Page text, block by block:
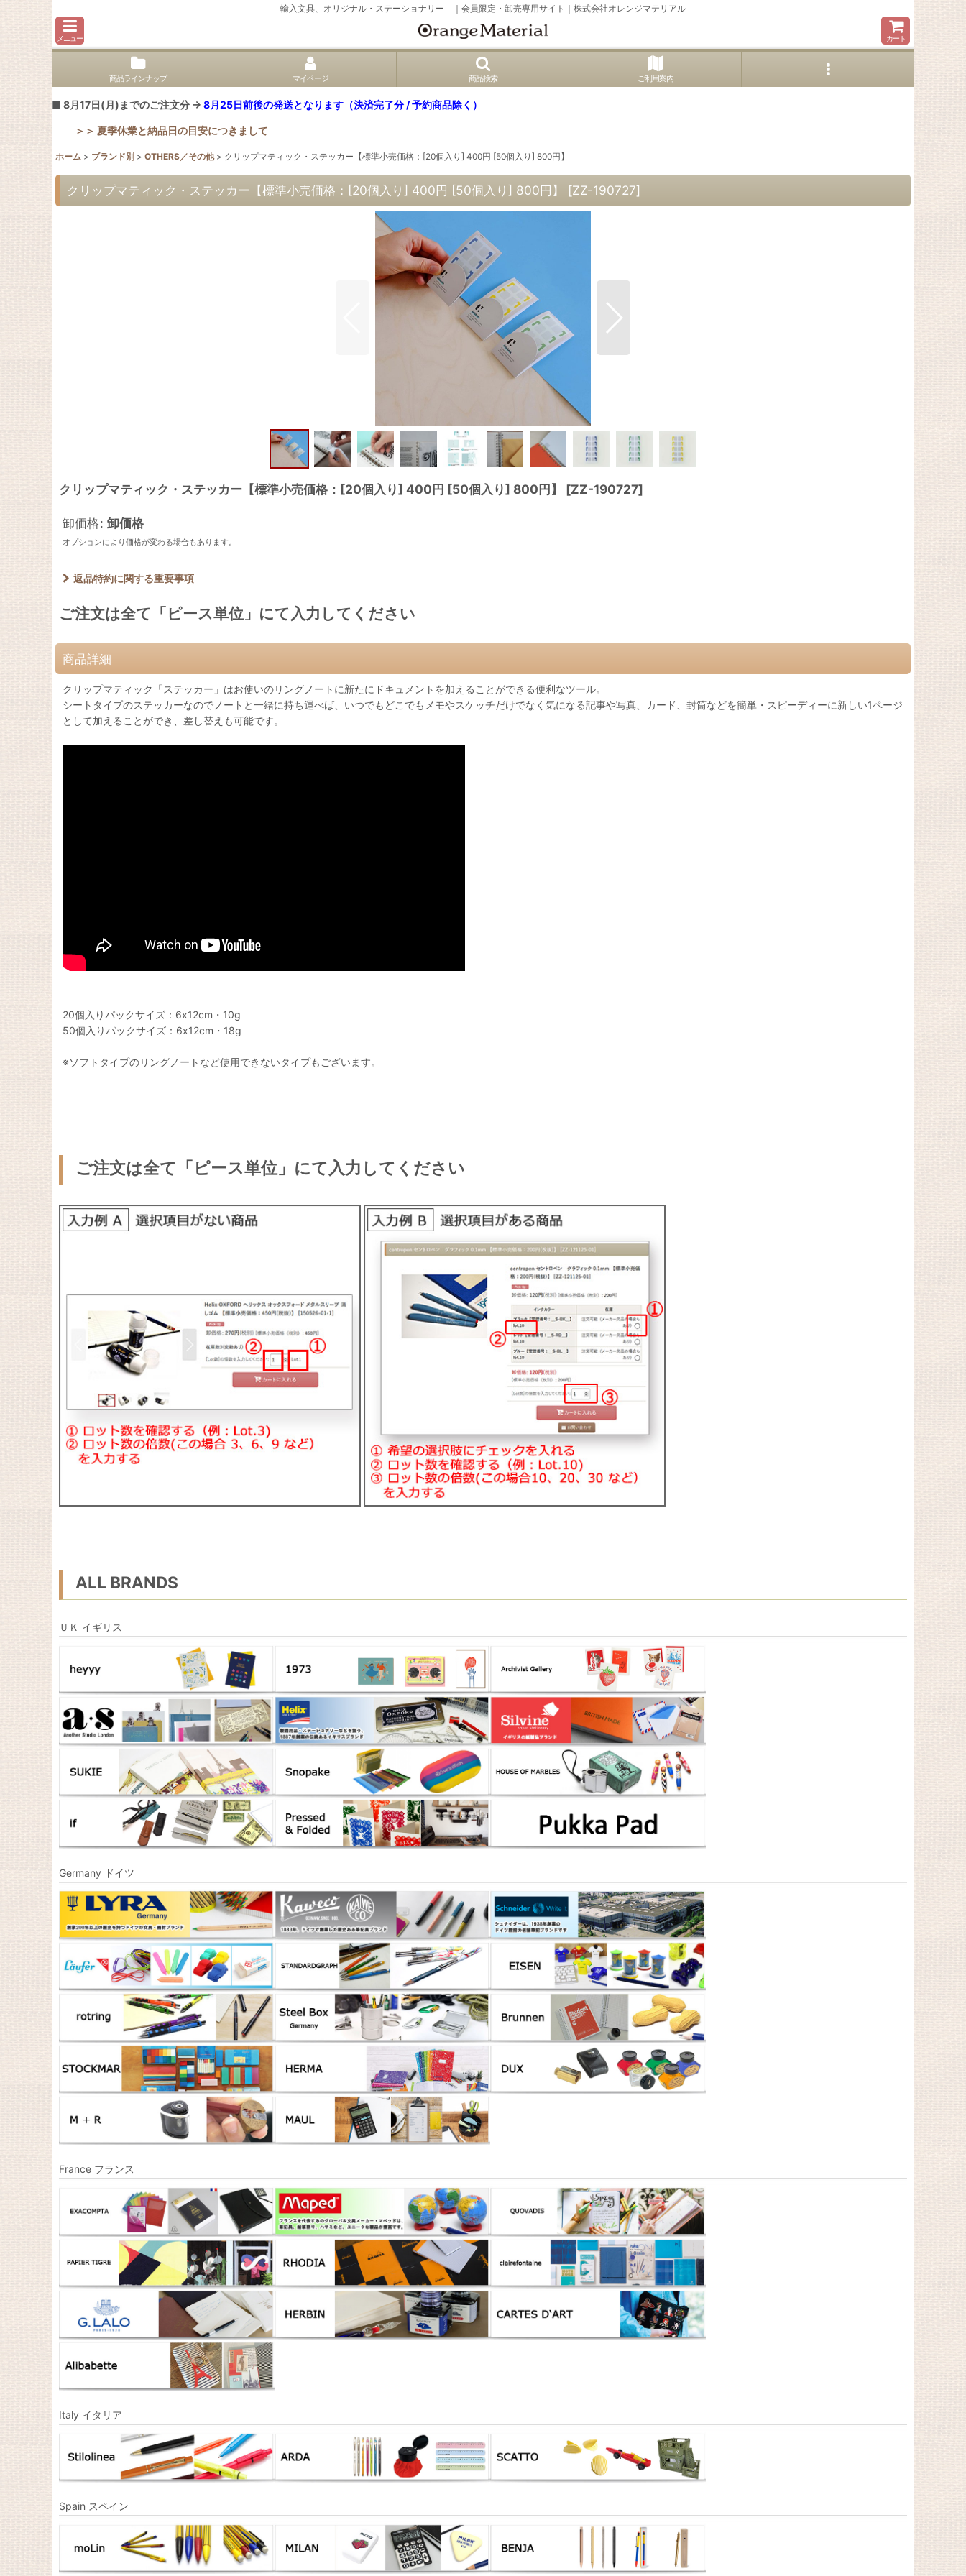
輸入文具、オリジナル・ステーショナリー ｜会員限定・卸売専用サイト｜株式会社オレンジマテリアル
メニュー カート
商品ラインナップ マイページ 商品検索 ご利用案内
■ 8月17日(月)までのご注文分 → 8月25日前後の発送となります（決済完了分 / 予約商品除く）
＞＞ 夏季休業と納品日の目安につきまして
ホーム > ブランド別 > OTHERS／その他 > クリップマティック・ステッカー【標準小売価格：[20個入り] 400円 [50個入り] 800円】
クリップマティック・ステッカー【標準小売価格：[20個入り] 400円 [50個入り] 800円】 [ZZ-190727]
クリップマティック・ステッカー【標準小売価格：[20個入り] 400円 [50個入り] 800円】 [ZZ-190727]
卸価格: 卸価格
オプションにより価格が変わる場合もあります。
返品特約に関する重要事項
ご注文は全て「ピース単位」にて入力してください
商品詳細
クリップマティック「ステッカー」はお使いのリングノートに新たにドキュメントを加えることができる便利なツール。
シートタイプのステッカーなのでノートと一緒に持ち運べば、いつでもどこでもメモやスケッチだけでなく気になる記事や写真、カード、封筒などを簡単・スピーディーに新しい1ページ
として加えることができ、差し替えも可能です。
20個入りパックサイズ：6x12cm・10g
50個入りパックサイズ：6x12cm・18g
※ソフトタイプのリングノートなど使用できないタイプもございます。
ご注文は全て「ピース単位」にて入力してください
ALL BRANDS
ＵＫ イギリス
Germany ドイツ
France フランス
Italy イタリア
Spain スペイン